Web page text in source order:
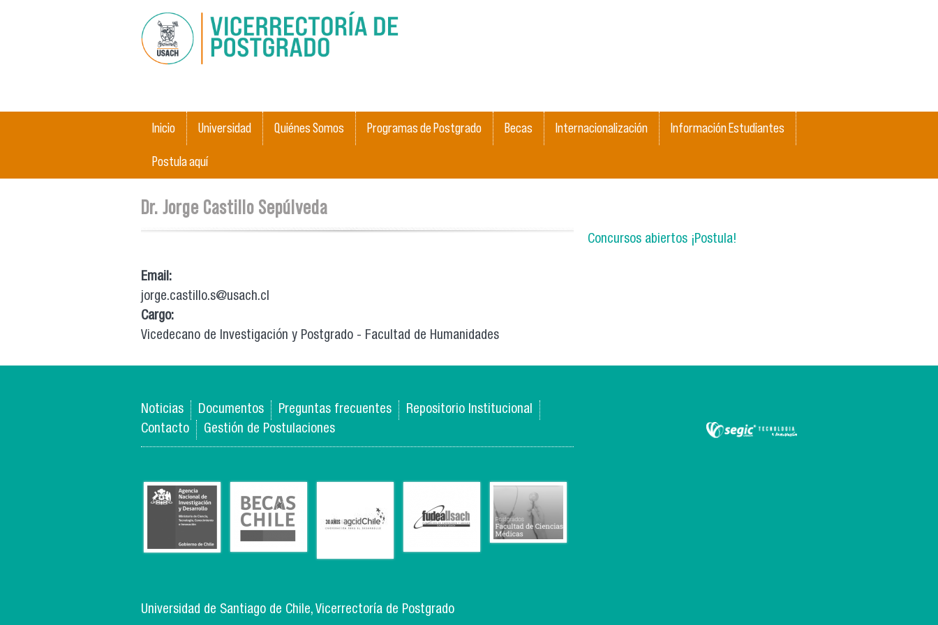
Menú principal
Inicio Universidad Quiénes Somos Programas de Postgrado Becas Internacionalización Información Estudiantes
Postula aquí
Se encuentra usted aquí
Dr. Jorge Castillo Sepúlveda
Email:
jorge.castillo.s@usach.cl
Cargo:
Vicedecano de Investigación y Postgrado - Facultad de Humanidades
Concursos abiertos ¡Postula!
Noticias Documentos Preguntas frecuentes
Repositorio Institucional
Contacto
Gestión de Postulaciones
Universidad de Santiago de Chile, Vicerrectoría de Postgrado